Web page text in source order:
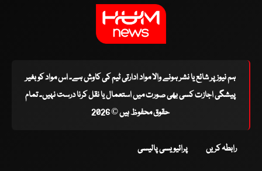
ہم نیوز پر شائع یا نشر ہونے والا مواد ادارتی ٹیم کی کاوش ہے۔ اس مواد کو بغیر
پیشگی اجازت کسی بھی صورت میں استعمال یا نقل کرنا درست نہیں۔ تمام
حقوق محفوظ ہیں © 2026
رابطہ کریں پرائیویسی پالیسی